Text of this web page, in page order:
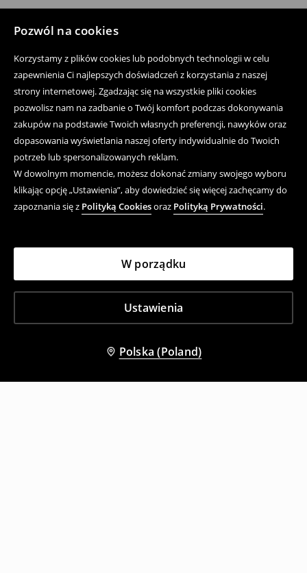
Pozwól na cookies
Korzystamy z plików cookies lub podobnych technologii w celu
zapewnienia Ci najlepszych doświadczeń z korzystania z naszej
strony internetowej. Zgadzając się na wszystkie pliki cookies
pozwolisz nam na zadbanie o Twój komfort podczas dokonywania
zakupów na podstawie Twoich własnych preferencji, nawyków oraz
dopasowania wyświetlania naszej oferty indywidualnie do Twoich
potrzeb lub spersonalizowanych reklam.
W dowolnym momencie, możesz dokonać zmiany swojego wyboru
klikając opcję „Ustawienia”, aby dowiedzieć się więcej zachęcamy do
zapoznania się z Polityką Cookiesoraz Polityką Prywatności.
Ustawienia
W porządku
Polska (Poland)